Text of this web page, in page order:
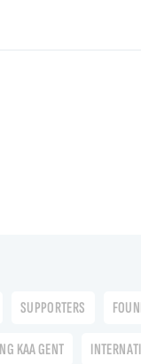
SUPPORTERS
KAA GENT